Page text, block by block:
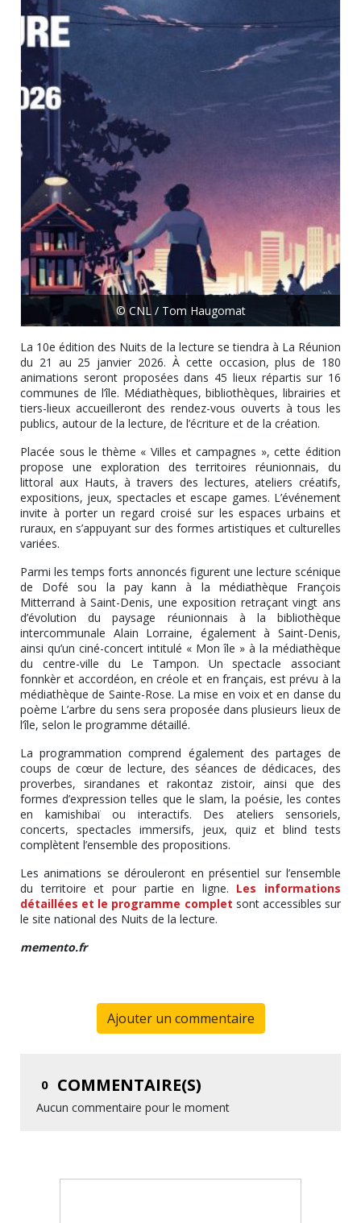
© CNL / Tom Haugomat
La 10e édition des Nuits de la lecture se tiendra à La Réunion
du 21 au 25 janvier 2026. À cette occasion, plus de 180
animations seront proposées dans 45 lieux répartis sur 16
communes de l’île. Médiathèques, bibliothèques, librairies et
tiers-lieux accueilleront des rendez-vous ouverts à tous les
publics, autour de la lecture, de l’écriture et de la création.
Placée sous le thème « Villes et campagnes », cette édition
propose une exploration des territoires réunionnais, du
littoral aux Hauts, à travers des lectures, ateliers créatifs,
expositions, jeux, spectacles et escape games. L’événement
invite à porter un regard croisé sur les espaces urbains et
ruraux, en s’appuyant sur des formes artistiques et culturelles
variées.
Parmi les temps forts annoncés figurent une lecture scénique
de Dofé sou la pay kann à la médiathèque François
Mitterrand à Saint-Denis, une exposition retraçant vingt ans
d’évolution du paysage réunionnais à la bibliothèque
intercommunale Alain Lorraine, également à Saint-Denis,
ainsi qu’un ciné-concert intitulé « Mon île » à la médiathèque
du centre-ville du Le Tampon. Un spectacle associant
fonnkèr et accordéon, en créole et en français, est prévu à la
médiathèque de Sainte-Rose. La mise en voix et en danse du
poème L’arbre du sens sera proposée dans plusieurs lieux de
l’île, selon le programme détaillé.
La programmation comprend également des partages de
coups de cœur de lecture, des séances de dédicaces, des
proverbes, sirandanes et rakontaz zistoir, ainsi que des
formes d’expression telles que le slam, la poésie, les contes
en kamishibaï ou interactifs. Des ateliers sensoriels,
concerts, spectacles immersifs, jeux, quiz et blind tests
complètent l’ensemble des propositions.
Les animations se dérouleront en présentiel sur l’ensemble
du territoire et pour partie en ligne. Les informations
détaillées et le programme complet sont accessibles sur
le site national des Nuits de la lecture.
memento.fr
Ajouter un commentaire
0 COMMENTAIRE(S)
Aucun commentaire pour le moment